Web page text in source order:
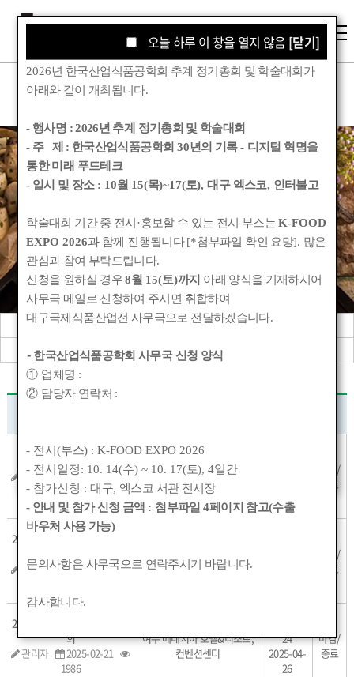
학술대회
Korean Society for Food Engineering
학술대회 안내
춘계 정기총회 및 학술대회
학술행사 자료집
2026 워크숍
관리자 2025-02-21
416
세종대학교 김원관 607호
06
마감/
종료
2025 추계 정기총회 및 학술대
관리자 2025-02-21
컨벤션센터
마감/
종료
2025 춘계 정기총회 및 학술대
회
관리자
2025-02-21
1986
여수 베네치아 호텔&리조트,
컨벤션센터
24
2025-04-
26
마감/
종료
오늘 하루 이 창을 열지 않음 [닫기]
오늘 하루 이 창을 열지 않음 [닫기]
2026년 한국산업식품공학회 추계 정기총회 및 학술대회가
아래와 같이 개최됩니다.
- 행사명 :2026년 추계 정기총회 및 학술대회
- 주 제 : 한국산업식품공학회 30년의 기록- 디지털 혁명을
통한 미래 푸드테크
- 일시 및 장소 : 10월 15(목)~17(토),대구 엑스코, 인터불고
학술대회 기간 중 전시 ·홍보할 수 있는 전시 부스는K-FOOD
EXPO 2026과 함께 진행됩니다[*첨부파일 확인 요망]. 많은
관심과 참여 부탁드립니다.
신청을 원하실 경우8월 15(토)까지 아래 양식을 기재하시어
사무국 메일로 신청하여 주시면 취합하여
대구국제식품산업전 사무국으로 전달하겠습니다.
- 한국산업식품공학회 사무국 신청 양식
① 업체명 :
② 담당자 연락처 :
- 전시(부스) : K-FOOD EXPO 2026
- 전시일정: 10. 14(수) ~ 10. 17(토), 4일간
- 참가신청 :대구, 엑스코 서관 전시장
- 안내 및 참가 신청 금액 : 첨부파일 4페이지 참고(수출
바우처 사용 가능)
문의사항은 사무국으로 연락주시기 바랍니다.
감사합니다.